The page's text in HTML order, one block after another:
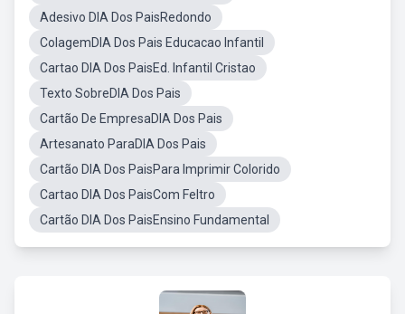
Adesivo DIA Dos PaisRedondo
ColagemDIA Dos Pais Educacao Infantil
Cartao DIA Dos PaisEd. Infantil Cristao
Texto SobreDIA Dos Pais
Cartão De EmpresaDIA Dos Pais
Artesanato ParaDIA Dos Pais
Cartão DIA Dos PaisPara Imprimir Colorido
Cartao DIA Dos PaisCom Feltro
Cartão DIA Dos PaisEnsino Fundamental